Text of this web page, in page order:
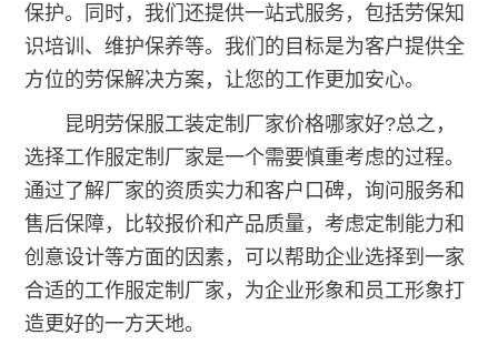
保护。同时，我们还提供一站式服务，包括劳保知
识培训、维护保养等。我们的目标是为客户提供全
方位的劳保解决方案，让您的工作更加安心。
昆明劳保服工装定制厂家价格哪家好?总之，
选择工作服定制厂家是一个需要慎重考虑的过程。
通过了解厂家的资质实力和客户口碑，询问服务和
售后保障，比较报价和产品质量，考虑定制能力和
创意设计等方面的因素，可以帮助企业选择到一家
合适的工作服定制厂家，为企业形象和员工形象打
造更好的一方天地。